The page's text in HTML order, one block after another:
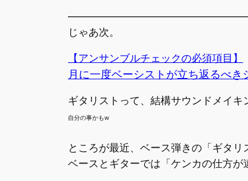
じゃあ次。
【アンサンブルチェックの必須項目】
月に一度ベーシストが立ち返るべき
ギタリストって、結構サウンドメイキ
自分の事かもw
ところが最近、ベース弾きの「ギタリ
ベースとギターでは「ケンカの仕方が